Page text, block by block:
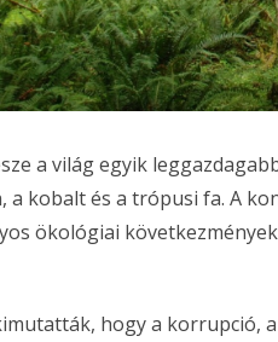
a világ egyik
a kobalt és a trópusi fa. A
ökológiai
hogy a korrupció,